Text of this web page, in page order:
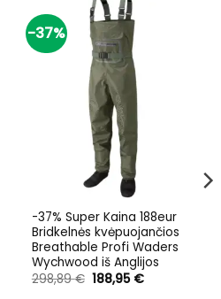
-37%
-37% Super Kaina 188eur
Bridkelnės kvėpuojančios
Breathable Profi Waders
Wychwood iš Anglijos
298,89€ Original
price
188,95 €Current